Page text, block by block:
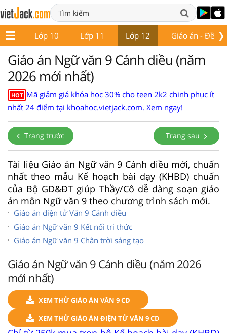
❯
9 Lớp 10 Lớp 11 Lớp 12 Giáo án - Đề thi
Giáo án Ngữ văn 9 Cánh diều (năm
2026 mới nhất)
HOT Mã giảm giá khóa học 30% cho teen 2k2 chinh phục ít
nhất 24 điểm tại khoahoc.vietjack.com. Xem ngay!
Trang trước Trang sau
Tài liệu Giáo án Ngữ văn 9 Cánh diều mới, chuẩn
nhất theo mẫu Kế hoạch bài dạy (KHBD) chuẩn
của Bộ GD&ĐT giúp Thầy/Cô dễ dàng soạn giáo
án môn Ngữ văn 9 theo chương trình sách mới.
Giáo án điện tử Văn 9 Cánh diều
Giáo án Ngữ văn 9 Kết nối tri thức
Giáo án Ngữ văn 9 Chân trời sáng tạo
Giáo án Ngữ văn 9 Cánh diều (năm 2026
mới nhất)
XEM THỬ GIÁO ÁN VĂN 9 CD
XEM THỬ GIÁO ÁN ĐIỆN TỬ VĂN 9 CD